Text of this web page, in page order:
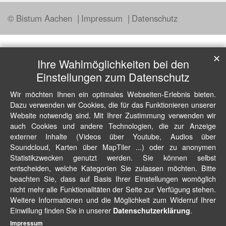
© Bistum Aachen Impressum Datenschutz
Ihre Wahlmöglichkeiten bei den
Einstellungen zum Datenschutz
Wir möchten Ihnen ein optimales Webseiten-Erlebnis bieten.
Dazu verwenden wir Cookies, die für das Funktionieren unserer
Website notwendig sind. Mit Ihrer Zustimmung verwenden wir
auch Cookies und andere Technologien, die zur Anzeige
externer Inhalte (Videos über Youtube, Audios über
Soundcloud, Karten über MapTiler ...) oder zu anonymen
Statistikzwecken genutzt werden. Sie können selbst
entscheiden, welche Kategorien Sie zulassen möchten. Bitte
beachten Sie, dass auf Basis Ihrer Einstellungen womöglich
nicht mehr alle Funktionalitäten der Seite zur Verfügung stehen.
Weitere Informationen und die Möglichkeit zum Widerruf Ihrer
Einwillung finden Sie in unserer Datenschutzerklärung.
✕
Impressum